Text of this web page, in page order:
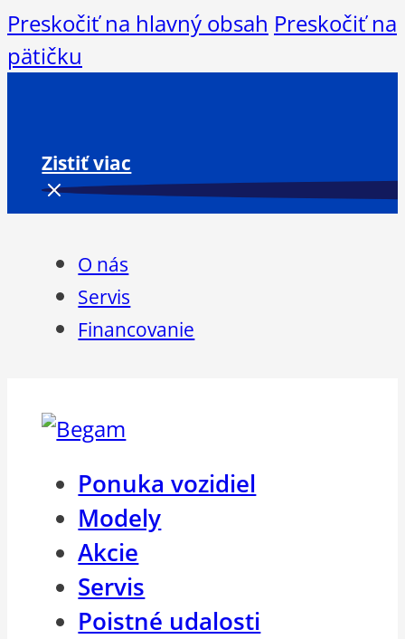
Preskočiť na hlavný obsah Preskočiť na
pätičku
Zistiť viac
O nás
Servis
Financovanie
Ponuka vozidiel
Modely
Akcie
Servis
Poistné udalosti